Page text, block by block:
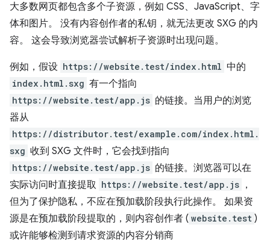
大多数网页都包含多个子资源，例如 CSS、JavaScript、字
体和图片。 没有内容创作者的私钥，就无法更改 SXG 的内
容。 这会导致浏览器尝试解析子资源时出现问题。
例如，假设 https://website.test/index.html 中的
index.html.sxg 有一个指向
https://website.test/app.js 的链接。当用户的浏览
器从
https://distributor.test/example.com/index.html.
sxg 收到 SXG 文件时，它会找到指向
https://website.test/app.js 的链接。浏览器可以在
实际访问时直接提取 https://website.test/app.js ，
但为了保护隐私，不应在预加载阶段执行此操作。 如果资
源是在预加载阶段提取的，则内容创作者 ( website.test )
或许能够检测到请求资源的内容分销商